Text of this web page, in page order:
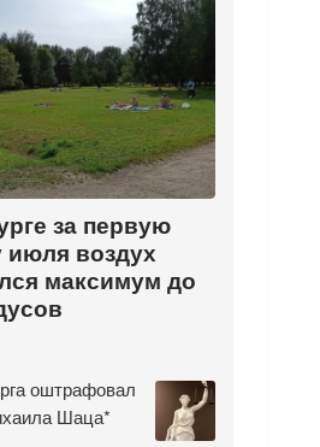
за первую
июля воздух
максимум до
оштрафовал
Шаца*